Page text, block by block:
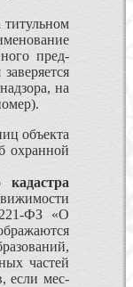
титульном
пред­
на
объекта
охранной
кадастра
ФЗ «О
частей
если мес­